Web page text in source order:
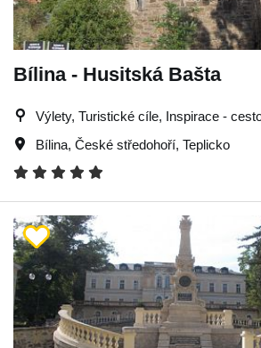
Bílina - Husitská Bašta
Výlety, Turistické cíle, Inspirace -
Bílina, České středohoří, Teplicko